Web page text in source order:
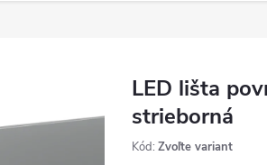
LED lišta
strieborná
Kód: Zvoľte variant